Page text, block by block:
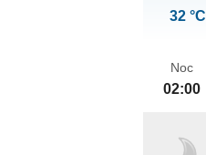
32 °C
Noc
02:00